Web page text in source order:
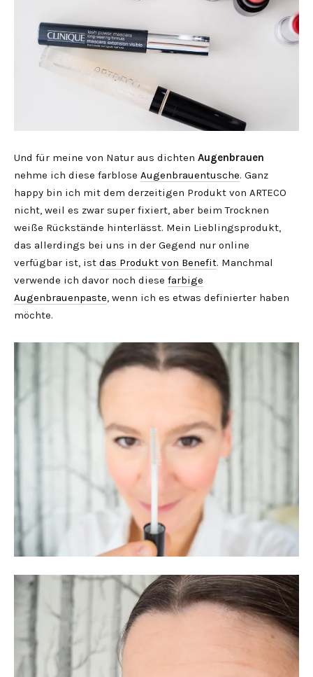
Und für meine von Natur aus dichten Augenbrauen
nehme ich diese farblose Augenbrauentusche. Ganz
happy bin ich mit dem derzeitigen Produkt von ARTECO
nicht, weil es zwar super fixiert, aber beim Trocknen
weiße Rückstände hinterlässt. Mein Lieblingsprodukt,
das allerdings bei uns in der Gegend nur online
verfügbar ist, ist das Produkt von Benefit. Manchmal
verwende ich davor noch diese farbige
Augenbrauenpaste, wenn ich es etwas definierter haben
möchte.